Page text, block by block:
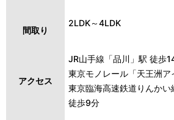
間取り
2LDK～4LDK
アクセス
JR山手線「品川」駅 徒歩
東京モノレール「天王洲
東京臨海高速鉄道りんか
徒歩9分